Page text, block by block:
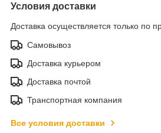
Условия доставки
Доставка осуществляется только по
Самовывоз
Доставка курьером
Доставка почтой
Транспортная компания
Все условия доставки